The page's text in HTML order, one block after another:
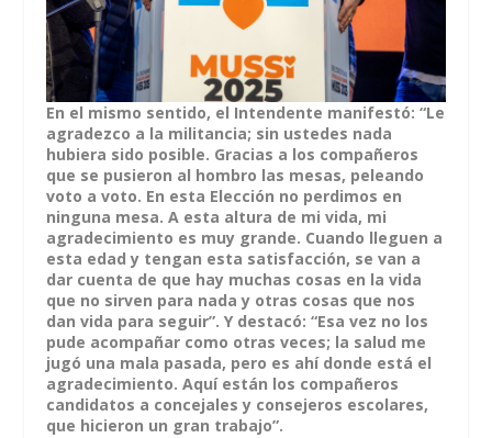
En el mismo sentido, el Intendente manifestó: “Le
agradezco a la militancia; sin ustedes nada
hubiera sido posible. Gracias a los compañeros
que se pusieron al hombro las mesas, peleando
voto a voto. En esta Elección no perdimos en
ninguna mesa. A esta altura de mi vida, mi
agradecimiento es muy grande. Cuando lleguen a
esta edad y tengan esta satisfacción, se van a
dar cuenta de que hay muchas cosas en la vida
que no sirven para nada y otras cosas que nos
dan vida para seguir”. Y destacó: “Esa vez no los
pude acompañar como otras veces; la salud me
jugó una mala pasada, pero es ahí donde está el
agradecimiento. Aquí están los compañeros
candidatos a concejales y consejeros escolares,
que hicieron un gran trabajo”.